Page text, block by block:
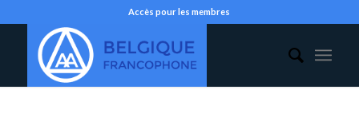
Accès pour les membres